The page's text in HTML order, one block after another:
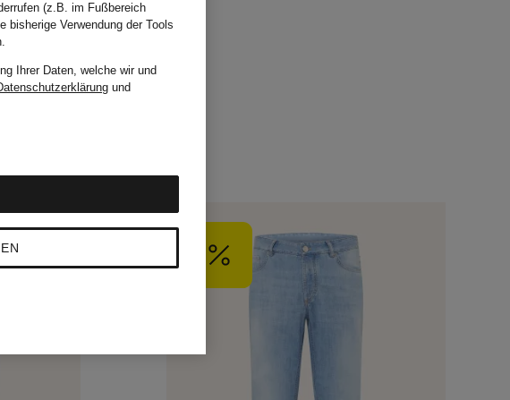
(z.B. im Fußbereich
bisherige Verwendung der Tools
Ihrer Daten, welche wir und
und